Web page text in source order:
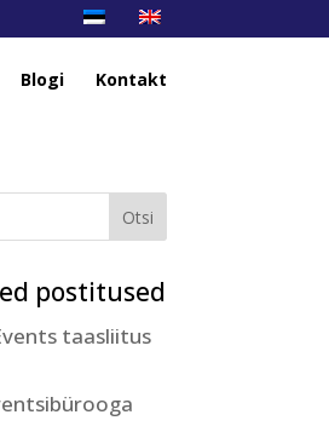
Blogi Kontakt
postitused
taasliitus